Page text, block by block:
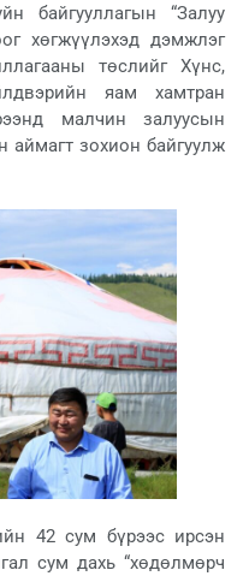
байгууллагын “Залуу
хөгжүүлэхэд дэмжлэг
төслийг Хүнс,
яам хамтран
малчин залуусын
аймагт зохион байгуулж
42 сум бүрээс ирсэн
сум дахь “хөдөлмөрч